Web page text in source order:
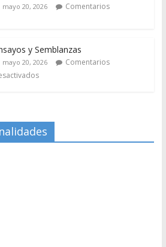
mayo 20, 2026
Comentarios
y Semblanzas
mayo 20, 2026
Comentarios